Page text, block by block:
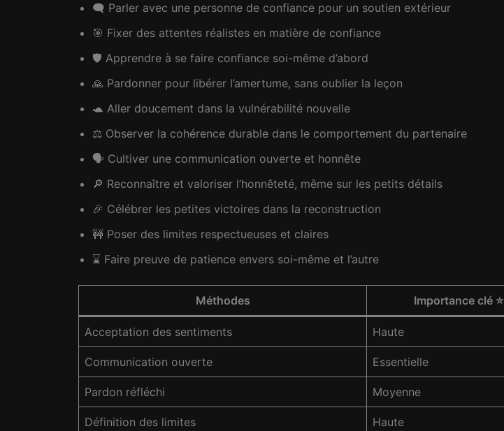
🗨️ Parler avec une personne de confiance pour un soutien extérieur
🎯 Fixer des attentes réalistes en matière de confiance
🛡️ Apprendre à se faire confiance soi-même d’abord
🙏 Pardonner pour libérer l’amertume, sans oublier la leçon
🐢 Aller doucement dans la vulnérabilité nouvelle
⚖️ Observer la cohérence durable dans le comportement du partenaire
🗣️ Cultiver une communication ouverte et honnête
🔎 Reconnaître et valoriser l’honnêteté, même sur les petits détails
🎉 Célébrer les petites victoires dans la reconstruction
🚧 Poser des limites respectueuses et claires
⌛ Faire preuve de patience envers soi-même et l’autre
Méthodes Importance clé ⭐
Acceptation des sentiments Haute
Communication ouverte Essentielle
Pardon réfléchi Moyenne
Définition des limites Haute